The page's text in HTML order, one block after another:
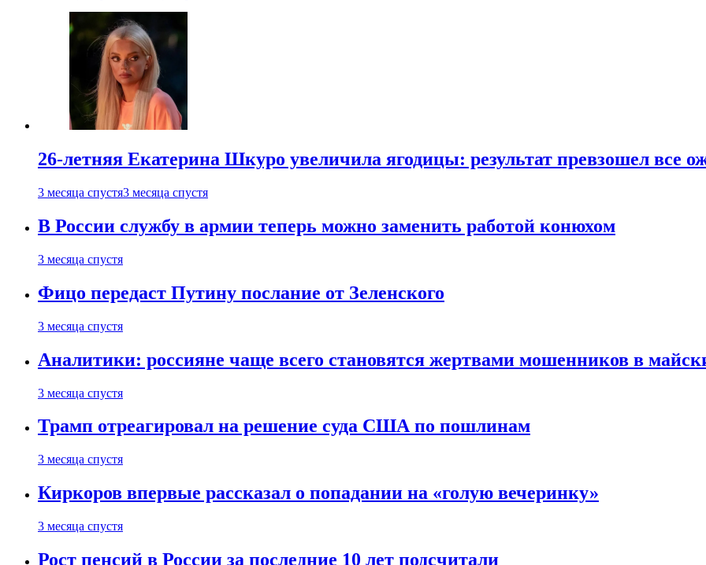
26-летняя Екатерина Шкуро увеличила ягодицы: результат превзошел все
3 месяца спустя3 месяца спустя
В России службу в армии теперь можно заменить работой конюхом
3 месяца спустя
Фицо передаст Путину послание от Зеленского
3 месяца спустя
Аналитики: россияне чаще всего становятся жертвами мошенников в
3 месяца спустя
Трамп отреагировал на решение суда США по пошлинам
3 месяца спустя
Киркоров впервые рассказал о попадании на «голую вечеринку»
3 месяца спустя
Рост пенсий в России за последние 10 лет подсчитали